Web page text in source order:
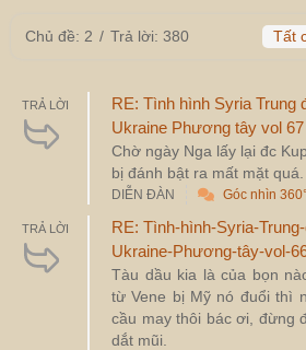
Chủ đề: 2 / Trả lời: 380 Tất
TRẢ LỜI
RE: Tình hình Syria Trung
Ukraine Phương tây vol 67
Chờ ngày Nga lấy lại đc
bị đánh bật ra mất mặt quá.
DIỄN ĐÀN Góc nhìn 360°
TRẢ LỜI
RE: Tình-hình-Syria-
Ukraine-Phương-tây-vol-
Tàu dầu kia là của bọn
từ Vene bị Mỹ nó đuổi thì
cầu may thôi bác ơi, đừng
dắt mũi.